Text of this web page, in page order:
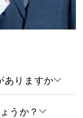
ありますか
うか？